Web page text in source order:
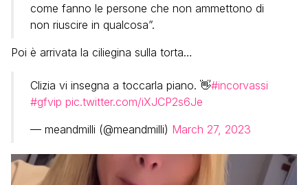
come fanno le persone che non ammettono di
non riuscire in qualcosa”.
Poi è arrivata la ciliegina sulla torta…
Clizia vi insegna a toccarla piano. 👋#incorvassi
#gfvip pic.twitter.com/iXJCP2s6Je
— meandmilli (@meandmilli) March 27, 2023